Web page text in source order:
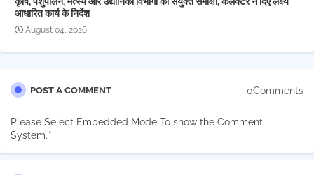
आधारित कार्य के निर्देश
August 04, 2026
POST A COMMENT 0Comments
Please Select Embedded Mode To show the Comment
System.*